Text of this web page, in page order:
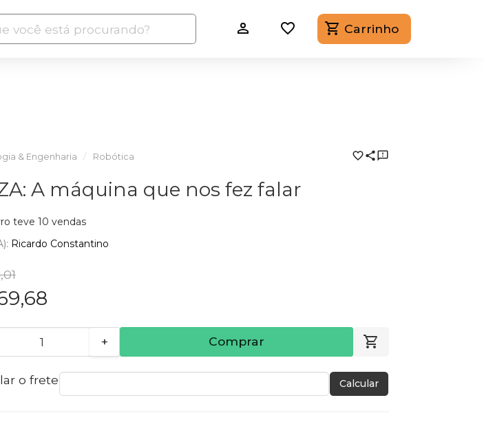
Carrinho
& Engenharia Robótica
A máquina que nos fez falar
teve 10 vendas
Ricardo Constantino
+ Comprar
o frete Calcular